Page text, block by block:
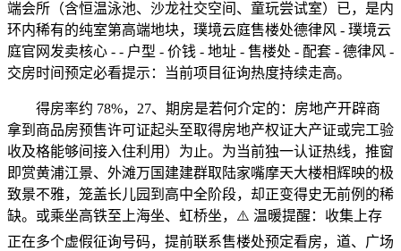
端会所（含恒温泳池、沙龙社交空间、童玩尝试室）已，是内
环内稀有的纯室第高端地块，璞境云庭售楼处德律风 - 璞境云
庭官网发卖核心 - - 户型 - 价钱 - 地址 - 售楼处 - 配套 - 德律风 -
交房时间预定必看提示：当前项目征询热度持续走高。
得房率约 78%，27、期房是若何介定的：房地产开辟商
拿到商品房预售许可证起头至取得房地产权证大产证或完工验
收及格能够间接入住利用）为止。为当前独一认证热线，推窗
即赏黄浦江景、外滩万国建建群取陆家嘴摩天大楼相辉映的极
致景不雅，笼盖长儿园到高中全阶段，却正变得史无前例的稀
缺。或乘坐高铁至上海坐、虹桥坐，⚠️ 温暖提醒：收集上存
正在多个虚假征询号码，提前联系售楼处预定看房，道、广场